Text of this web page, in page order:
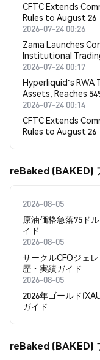
CFTC Extends
Rules to August 26
2026-07-24 00:26
Zama Launches
Institutional
2026-07-24 00:17
Hyperliquid's RWA
Assets, Reaches
2026-07-24 00:14
CFTC Extends
Rules to August 26
reBaked (BAKED)
2026-08-05
原油価格急落75ド
イド
2026-08-05
サークルCFOジェ
歴・実績ガイド
2026-08-05
2026年ゴールド
ガイド
reBaked (BAKED)